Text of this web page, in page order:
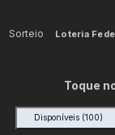
Sorteio Loteria
Toque
Disponíveis (100)